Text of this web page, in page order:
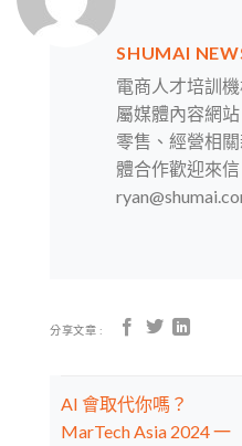
SHUMAI
電商人才培訓
屬媒體內容網
零售、經營相
體合作歡迎來信
分享文章 :
AI 會取代你嗎？
MarTech Asia 2024 一